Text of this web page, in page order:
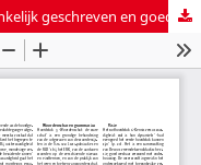
Vreemdetalendidactische visie, toegankelijk geschreven en goed onderbouwd